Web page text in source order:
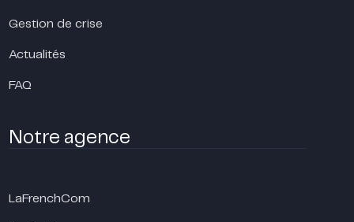
Gestion de crise
Actualités
FAQ
Notre agence
LaFrenchCom